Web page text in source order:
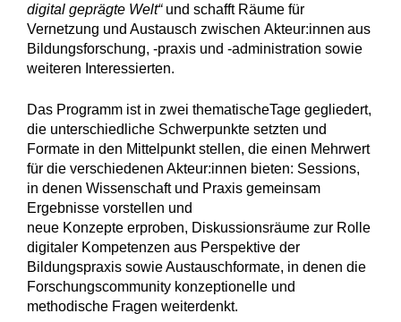
digital geprägte Welt“ und schafft Räume für
Vernetzung und Austausch zwischen Akteur:innen aus
Bildungsforschung, -praxis und -administration sowie
weiteren Interessierten.
Das Programm ist in zwei thematischeTage gegliedert,
die unterschiedliche Schwerpunkte setzten und
Formate in den Mittelpunkt stellen, die einen Mehrwert
für die verschiedenen Akteur:innen bieten: Sessions,
in denen Wissenschaft und Praxis gemeinsam
Ergebnisse vorstellen und
neue Konzepte erproben, Diskussionsräume zur Rolle
digitaler Kompetenzen aus Perspektive der
Bildungspraxis sowie Austauschformate, in denen die
Forschungscommunity konzeptionelle und
methodische Fragen weiterdenkt.